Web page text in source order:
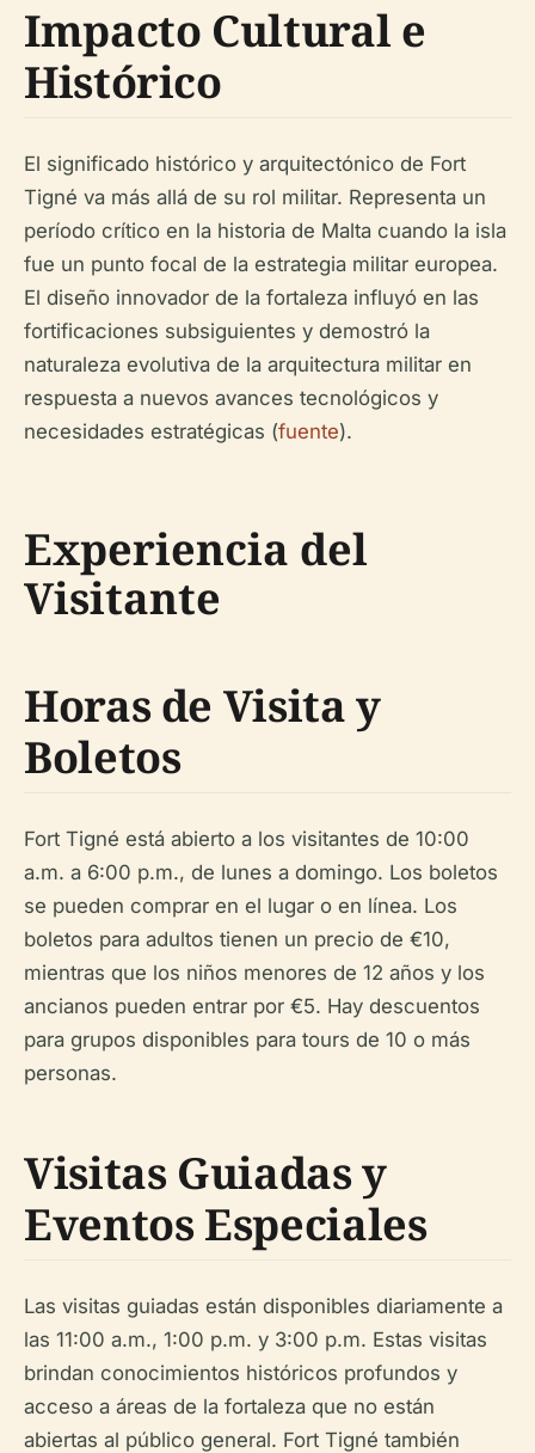
Impacto Cultural e
Histórico
El significado histórico y arquitectónico de Fort
Tigné va más allá de su rol militar. Representa un
período crítico en la historia de Malta cuando la isla
fue un punto focal de la estrategia militar europea.
El diseño innovador de la fortaleza influyó en las
fortificaciones subsiguientes y demostró la
naturaleza evolutiva de la arquitectura militar en
respuesta a nuevos avances tecnológicos y
necesidades estratégicas (fuente).
Experiencia del
Visitante
Horas de Visita y
Boletos
Fort Tigné está abierto a los visitantes de 10:00
a.m. a 6:00 p.m., de lunes a domingo. Los boletos
se pueden comprar en el lugar o en línea. Los
boletos para adultos tienen un precio de €10,
mientras que los niños menores de 12 años y los
ancianos pueden entrar por €5. Hay descuentos
para grupos disponibles para tours de 10 o más
personas.
Visitas Guiadas y
Eventos Especiales
Las visitas guiadas están disponibles diariamente a
las 11:00 a.m., 1:00 p.m. y 3:00 p.m. Estas visitas
brindan conocimientos históricos profundos y
acceso a áreas de la fortaleza que no están
abiertas al público general. Fort Tigné también